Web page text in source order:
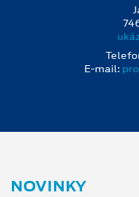
E‑mail:
NOVINKY